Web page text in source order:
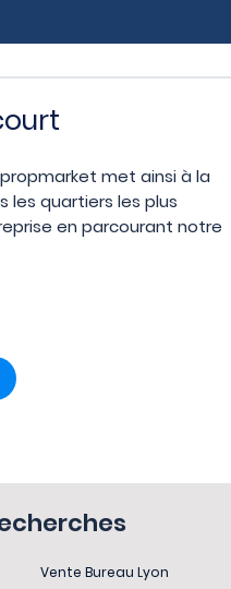
met ainsi à la
les quartiers les plus
en parcourant notre
Vente Bureau Lyon